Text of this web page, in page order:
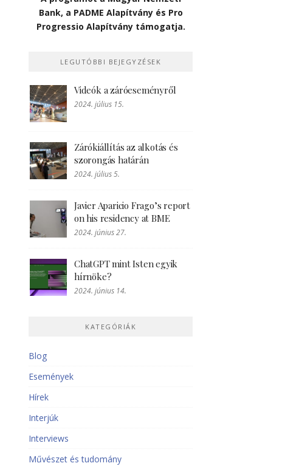
Bank, a PADME Alapítvány és Pro
Progressio Alapítvány támogatja.
LEGUTÓBBI BEJEGYZÉSEK
Videók a záróeseményről
2024. július 15.
Zárókiállítás az alkotás és
szorongás határán
2024. július 5.
Javier Aparicio Frago’s report
on his residency at BME
2024. június 27.
ChatGPT mint Isten egyik
hírnöke?
2024. június 14.
KATEGÓRIÁK
Blog
Események
Hírek
Interjúk
Interviews
Művészet és tudomány